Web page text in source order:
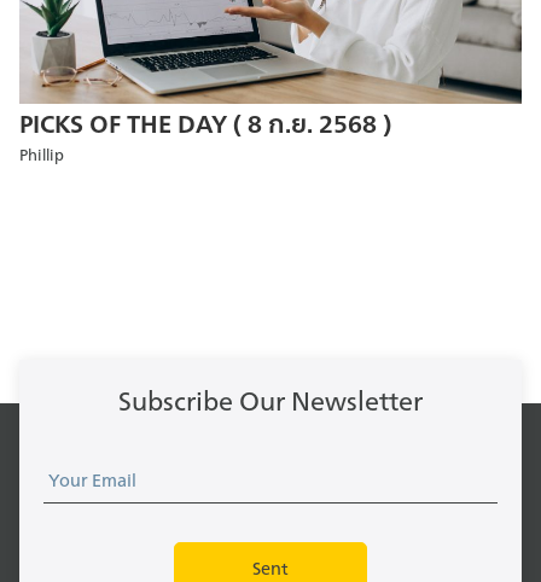
PICKS OF THE DAY ( 8 ก.ย. 2568 )
Phillip
Subscribe Our Newsletter